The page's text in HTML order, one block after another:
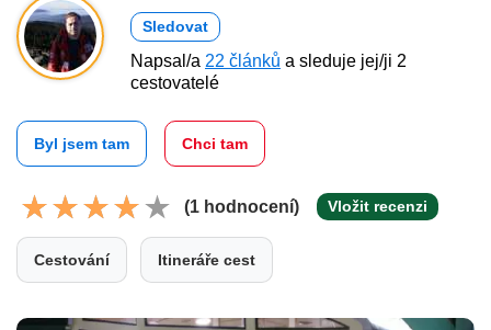
Sledovat
Napsal/a 22 článků a sleduje jej/ji 2
cestovatelé
Byl jsem tam Chci tam
(1 hodnocení) Vložit recenzi
Cestování Itineráře cest